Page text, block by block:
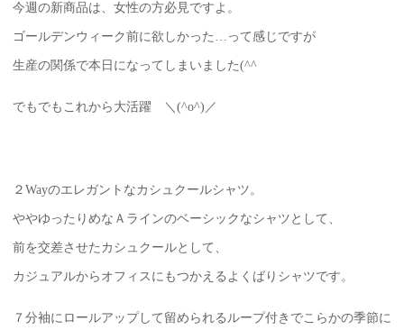
今週の新商品は、女性の方必見ですよ。
ゴールデンウィーク前に欲しかった…って感じですが
生産の関係で本日になってしまいました(^^ゞ
でもでもこれから大活躍 ＼(^o^)／
２Wayのエレガントなカシュクールシャツ。
ややゆったりめなＡラインのベーシックなシャツとして、
前を交差させたカシュクールとして、
カジュアルからオフィスにもつかえるよくばりシャツです。
７分袖にロールアップして留められるループ付きでこらかの季節に